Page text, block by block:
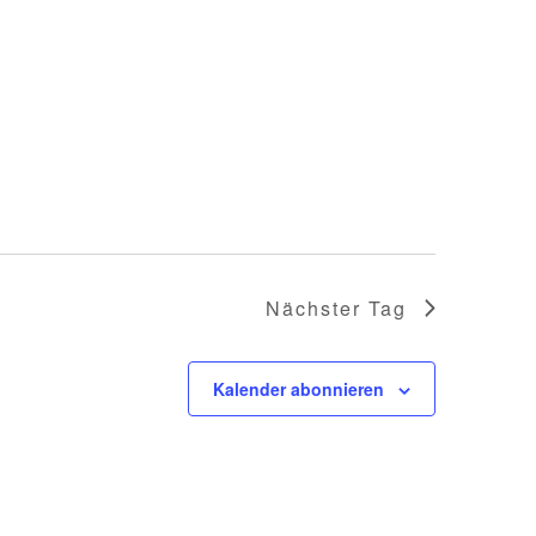
Nächster Tag
Kalender abonnieren